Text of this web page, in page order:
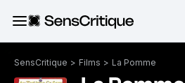
SensCritique > Films > La Pomme